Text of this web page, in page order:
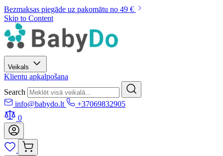
Bezmaksas piegāde uz pakomātu no 49 €
Skip to Content
Veikals
Klientu apkalpošana
Search
info@babydo.lt
+37069832905
0